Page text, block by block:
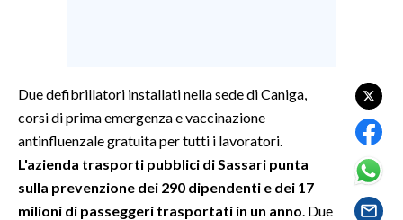
CULTURA
SPETTACOLI
Due defibrillatori installati nella sede di Caniga,
corsi di prima emergenza e vaccinazione
antinfluenzale gratuita per tutti i lavoratori.
L'azienda trasporti pubblici di Sassari punta
sulla prevenzione dei 290 dipendenti e dei 17
milioni di passeggeri trasportati in un anno . Due